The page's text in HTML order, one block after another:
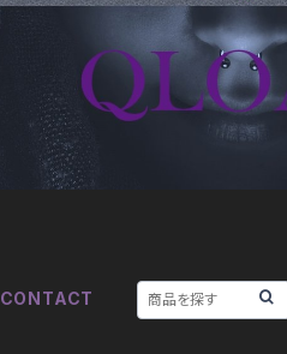
CONTACT